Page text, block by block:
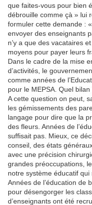
que faites-vous pour bien
débrouille comme çà » lui
formuler cette demande :
envoyer des enseignants
n’y a que des vacataires
moyens pour payer leurs
Dans le cadre de la mise
d’activités, le
comme années de
pour le MEPSA. Quel
A cette question on peut,
les gémissements des
langage pour dire que la
des fleurs. Années de
suffisait pas. Mieux, ce
conseil, des états
avec une précision
grandes préoccupations,
notre système éducatif qui
Années de l’éducation de
pour désengorger les
d’enseignants ont été